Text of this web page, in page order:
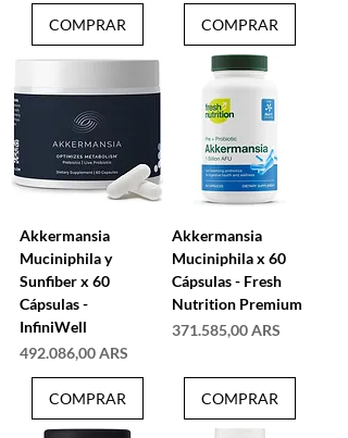
COMPRAR COMPRAR
Akkermansia
Muciniphila y
Sunfiber x 60
Cápsulas -
InfiniWell
Precio
492.086,00 ARS
COMPRAR
Akkermansia
Muciniphila x 60
Cápsulas - Fresh
Nutrition Premium
Precio
371.585,00 ARS
COMPRAR